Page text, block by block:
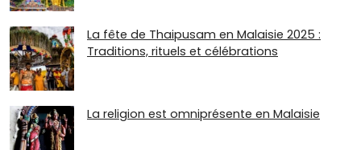
La fête de Thaipusam en Malaisie 2025 :
Traditions, rituels et célébrations
La religion est omniprésente en Malaisie